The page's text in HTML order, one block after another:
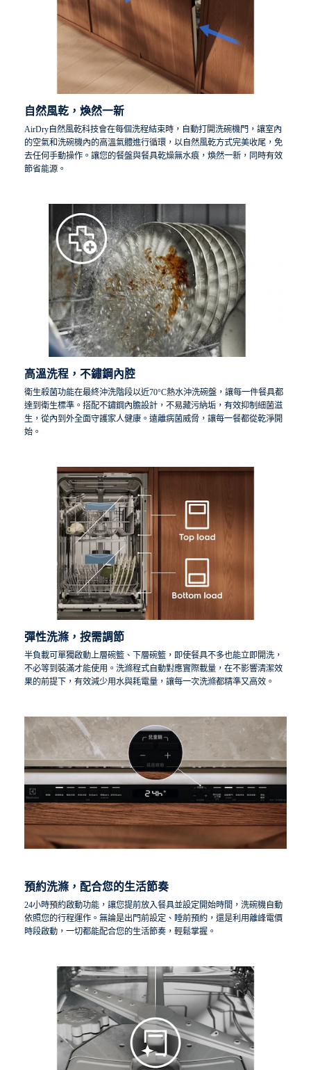
自然風乾，煥然一新
AirDry自然風乾科技會在每個洗程結束時，自動打開洗碗機門，讓室內
的空氣和洗碗機內的高溫氣體進行循環，以自然風乾方式完美收尾，免
去任何手動操作。讓您的餐盤與餐具乾燥無水痕，煥然一新，同時有效
節省能源。
高溫洗程，不鏽鋼內腔
衛生殺菌功能在最終沖洗階段以近70°C熱水沖洗碗盤，讓每一件餐具都
達到衛生標準。搭配不鏽鋼內膽設計，不易藏污納垢，有效抑制細菌滋
生，從內到外全面守護家人健康。遠離病菌威脅，讓每一餐都從乾淨開
始。
彈性洗滌，按需調節
半負載可單獨啟動上層碗籃、下層碗籃，即使餐具不多也能立即開洗，
不必等到裝滿才能使用。洗滌程式自動對應實際載量，在不影響清潔效
果的前提下，有效減少用水與耗電量，讓每一次洗滌都精準又高效。
預約洗滌，配合您的生活節奏
24小時預約啟動功能，讓您提前放入餐具並設定開始時間，洗碗機自動
依照您的行程運作。無論是出門前設定、睡前預約，還是利用離峰電價
時段啟動，一切都能配合您的生活節奏，輕鬆掌握。